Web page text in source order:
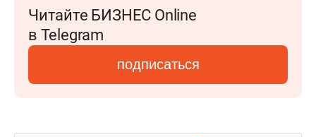
Читайте БИЗНЕС Online
в Telegram
подписаться